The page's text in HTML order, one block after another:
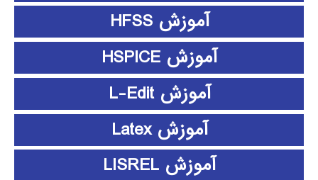
آموزش HFSS
آموزش HSPICE
آموزش L-Edit
آموزش Latex
آموزش LISREL